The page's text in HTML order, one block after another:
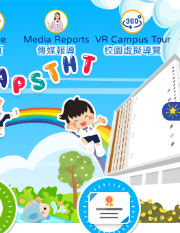
Media Reports VR Campus Tour